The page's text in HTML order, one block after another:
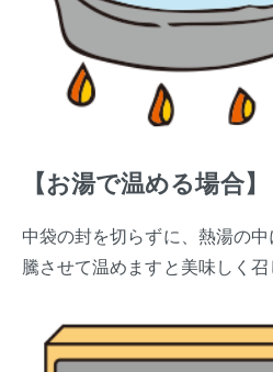
【お湯で温める場合】
中袋の封を切らずに、熱湯の
騰させて温めますと美味しく召